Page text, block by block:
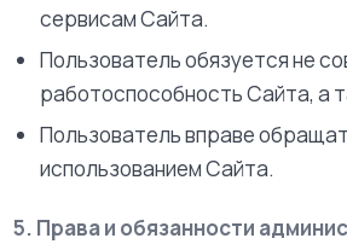
сервисам Сайта.
Пользователь обязуется не
работоспособность Сайта, а
Пользователь вправе
использованием Сайта.
5. Права и обязанности